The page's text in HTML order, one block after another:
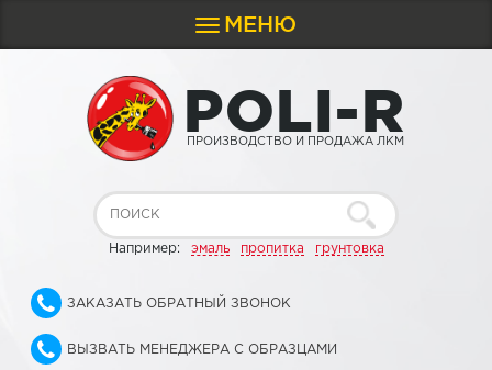
Toggle
navigation
МЕНЮ
POLI-R
ПРОИЗВОДСТВО И ПРОДАЖА ЛКМ
Например: эмаль пропитка грунтовка
ЗАКАЗАТЬ ОБРАТНЫЙ ЗВОНОК
ВЫЗВАТЬ МЕНЕДЖЕРА С ОБРАЗЦАМИ